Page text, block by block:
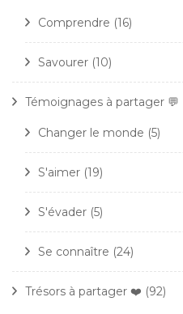
Comprendre (16)
Savourer (10)
Témoignages à partager 💬
Changer le monde (5)
S'aimer (19)
S'évader (5)
Se connaître (24)
Trésors à partager ❤️ (92)